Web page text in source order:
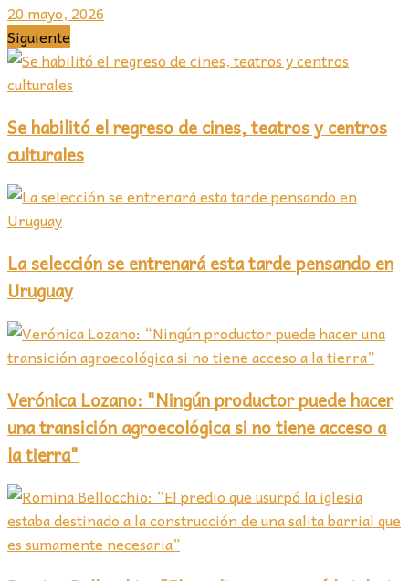
20 mayo, 2026
Siguiente
Se habilitó el regreso de cines, teatros y centros
culturales
La selección se entrenará esta tarde pensando en
Uruguay
Verónica Lozano: "Ningún productor puede hacer
una transición agroecológica si no tiene acceso a
la tierra"